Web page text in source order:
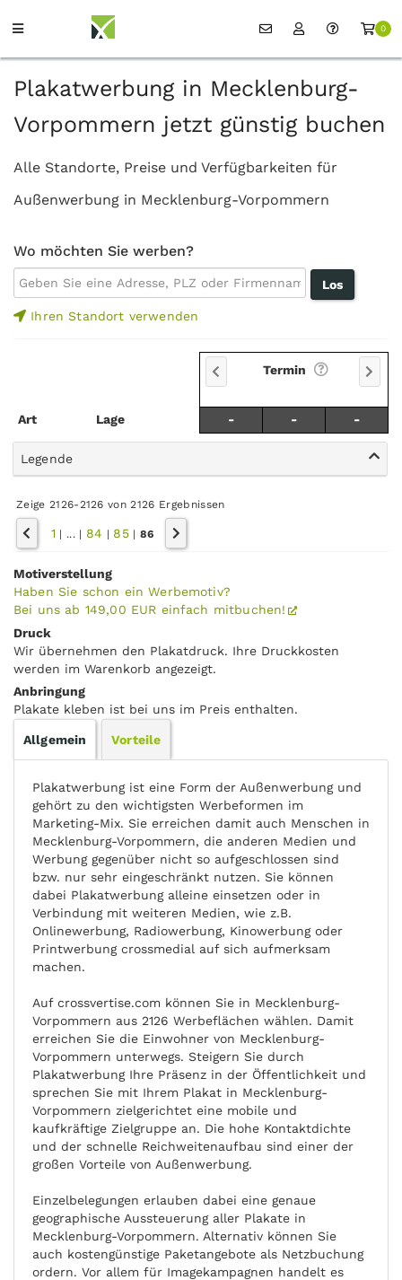
0
Plakatwerbung in Mecklenburg-
Vorpommern jetzt günstig buchen
Alle Standorte, Preise und Verfügbarkeiten für
Außenwerbung in Mecklenburg-Vorpommern
Wo möchten Sie werben?
Ihren Standort verwenden
Art Lage
Termin
- - -
Legende
Zeige 2126-2126 von 2126 Ergebnissen
1 | ... | 84 | 85| 86
Motiverstellung
Haben Sie schon ein Werbemotiv?
Bei uns ab 149,00 EUR einfach mitbuchen!
Druck
Wir übernehmen den Plakatdruck. Ihre Druckkosten
werden im Warenkorb angezeigt.
Anbringung
Plakate kleben ist bei uns im Preis enthalten.
Allgemein Vorteile
Plakatwerbung ist eine Form der Außenwerbung und
gehört zu den wichtigsten Werbeformen im
Marketing-Mix. Sie erreichen damit auch Menschen in
Mecklenburg-Vorpommern, die anderen Medien und
Werbung gegenüber nicht so aufgeschlossen sind
bzw. nur sehr eingeschränkt nutzen. Sie können
dabei Plakatwerbung alleine einsetzen oder in
Verbindung mit weiteren Medien, wie z.B.
Onlinewerbung, Radiowerbung, Kinowerbung oder
Printwerbung crossmedial auf sich aufmerksam
machen.
Auf crossvertise.com können Sie in Mecklenburg-
Vorpommern aus 2126 Werbeflächen wählen. Damit
erreichen Sie die Einwohner von Mecklenburg-
Vorpommern unterwegs. Steigern Sie durch
Plakatwerbung Ihre Präsenz in der Öffentlichkeit und
sprechen Sie mit Ihrem Plakat in Mecklenburg-
Vorpommern zielgerichtet eine mobile und
kaufkräftige Zielgruppe an. Die hohe Kontaktdichte
und der schnelle Reichweitenaufbau sind einer der
großen Vorteile von Außenwerbung.
Einzelbelegungen erlauben dabei eine genaue
geographische Aussteuerung aller Plakate in
Mecklenburg-Vorpommern. Alternativ können Sie
auch kostengünstige Paketangebote als Netzbuchung
ordern. Vor allem für Imagekampagnen handelt es